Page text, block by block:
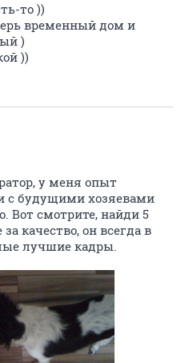
то ))
временный дом и
)
))
у меня опыт
с будущими хозяевами
Вот смотрите, найди 5
качество, он всегда в
лучшие кадры.